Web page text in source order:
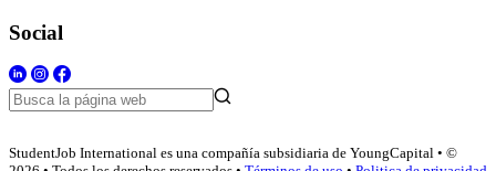
Social
StudentJob International es una compañía subsidiaria de YoungCapital • ©